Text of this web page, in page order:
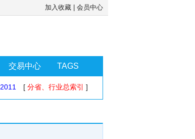
加入收藏 会员中心
交易中心 TAGS
2011 [ 分省、行业总索引 ]